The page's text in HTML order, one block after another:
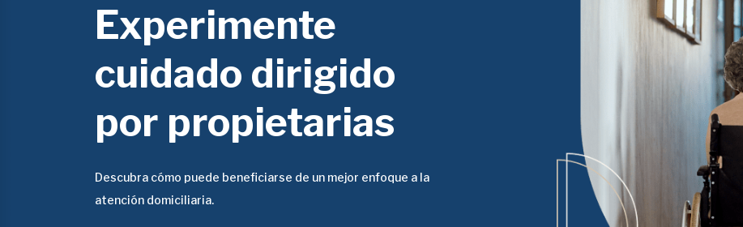
Experimente
cuidado dirigido
por propietarias
Descubra cómo puede beneficiarse de un mejor enfoque a la
atención domiciliaria.